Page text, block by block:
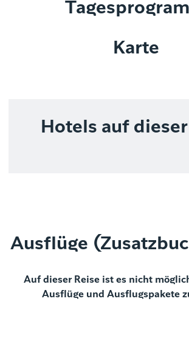
Karte
Hotels auf
Ausflüge
Auf dieser Reise ist es nicht
Ausflüge und Ausflugspakete